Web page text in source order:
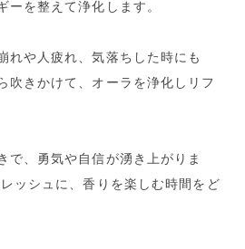
ーを整えて浄化します。
れや人疲れ、気落ちした時にも
きかけて、オーラを浄化しリフ
で、勇気や自信が湧き上がりま
ッシュに、香りを楽しむ時間をど